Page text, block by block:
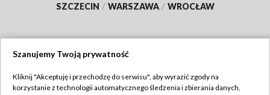
SZCZECIN / WARSZAWA / WROCŁAW
TVP
Szanujemy Twoją prywatność
Kliknij "Akceptuję i przechodzę do serwisu", aby wyrazić zgody na
korzystanie z technologii automatycznego śledzenia i zbierania danych,